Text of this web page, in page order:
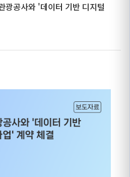
광공사와 '데이터 기반 디지털